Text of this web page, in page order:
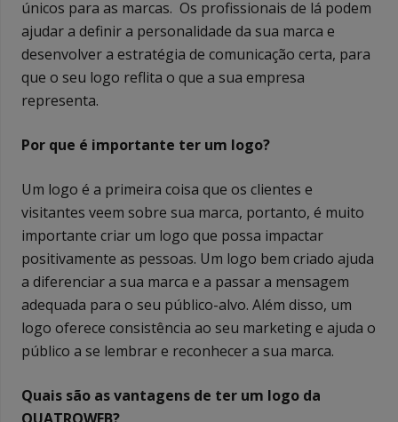
únicos para as marcas. Os profissionais de lá podem
ajudar a definir a personalidade da sua marca e
desenvolver a estratégia de comunicação certa, para
que o seu logo reflita o que a sua empresa
representa.
Por que é importante ter um logo?
Um logo é a primeira coisa que os clientes e
visitantes veem sobre sua marca, portanto, é muito
importante criar um logo que possa impactar
positivamente as pessoas. Um logo bem criado ajuda
a diferenciar a sua marca e a passar a mensagem
adequada para o seu público-alvo. Além disso, um
logo oferece consistência ao seu marketing e ajuda o
público a se lembrar e reconhecer a sua marca.
Quais são as vantagens de ter um logo da